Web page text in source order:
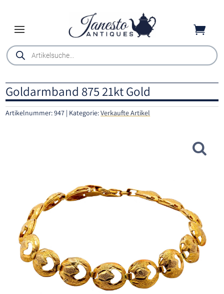

Products
search
Goldarmband 875 21kt Gold
Artikelnummer:947 Kategorie:Verkaufte Artikel